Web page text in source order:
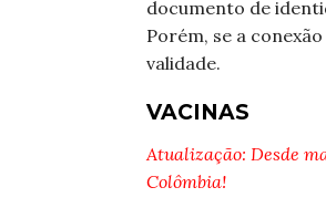
documento de
Porém, se a
validade.
VACINAS
Atualização: Desde
Colômbia!